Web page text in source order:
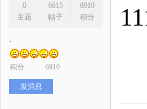
0
主题
6615
帖子
6910
积分
积分 6910
发消息